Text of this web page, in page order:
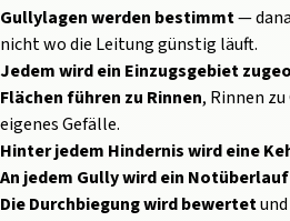
Gullylagen werden bestimmt—
nicht wo die Leitung günstig läuft.
Jedem wird ein Einzugsgebiet
Flächen führen zu Rinnen, Rinnen
eigenes Gefälle.
Hinter jedem Hindernis wird eine
An jedem Gully wird ein
Die Durchbiegung wird bewertet